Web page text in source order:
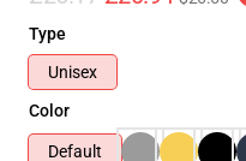
Type
Unisex
Color
Default